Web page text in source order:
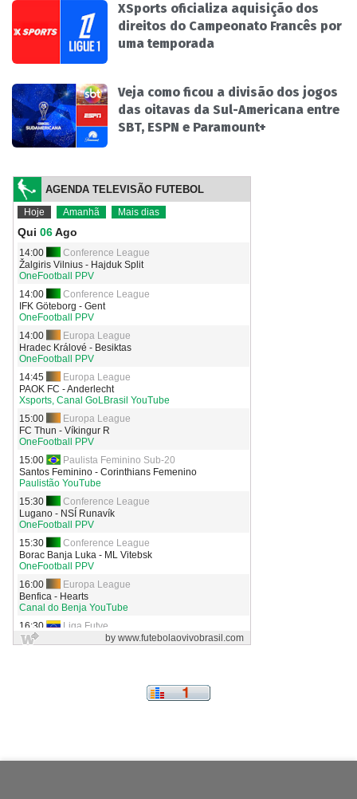
XSports oficializa aquisição dos
direitos do Campeonato Francês por
uma temporada
Veja como ficou a divisão dos jogos
das oitavas da Sul-Americana entre
SBT, ESPN e Paramount+